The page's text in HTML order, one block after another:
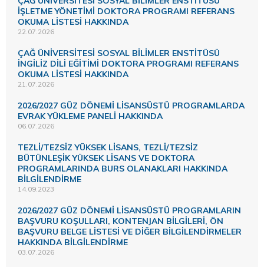
İŞLETME YÖNETİMİ DOKTORA PROGRAMI REFERANS
OKUMA LİSTESİ HAKKINDA
22.07.2026
ÇAĞ ÜNİVERSİTESİ SOSYAL BİLİMLER ENSTİTÜSÜ
İNGİLİZ DİLİ EĞİTİMİ DOKTORA PROGRAMI REFERANS
OKUMA LİSTESİ HAKKINDA
21.07.2026
2026/2027 GÜZ DÖNEMİ LİSANSÜSTÜ PROGRAMLARDA
EVRAK YÜKLEME PANELİ HAKKINDA
06.07.2026
TEZLİ/TEZSİZ YÜKSEK LİSANS, TEZLİ/TEZSİZ
BÜTÜNLEŞİK YÜKSEK LİSANS VE DOKTORA
PROGRAMLARINDA BURS OLANAKLARI HAKKINDA
BİLGİLENDİRME
14.09.2023
2026/2027 GÜZ DÖNEMİ LİSANSÜSTÜ PROGRAMLARIN
BAŞVURU KOŞULLARI, KONTENJAN BİLGİLERİ, ÖN
BAŞVURU BELGE LİSTESİ VE DİĞER BİLGİLENDİRMELER
HAKKINDA BİLGİLENDİRME
03.07.2026